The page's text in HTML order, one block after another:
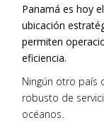
Panamá es hoy
ubicación
permiten
eficiencia.
Ningún otro país
robusto de
océanos